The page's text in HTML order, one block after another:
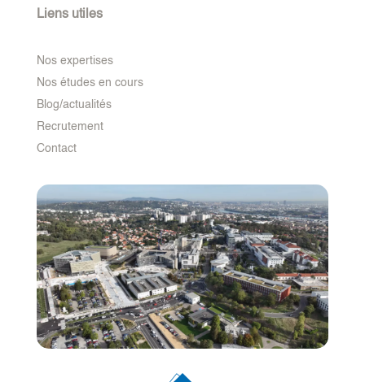
Liens utiles
Nos expertises
Nos études en cours
Blog/actualités
Recrutement
Contact